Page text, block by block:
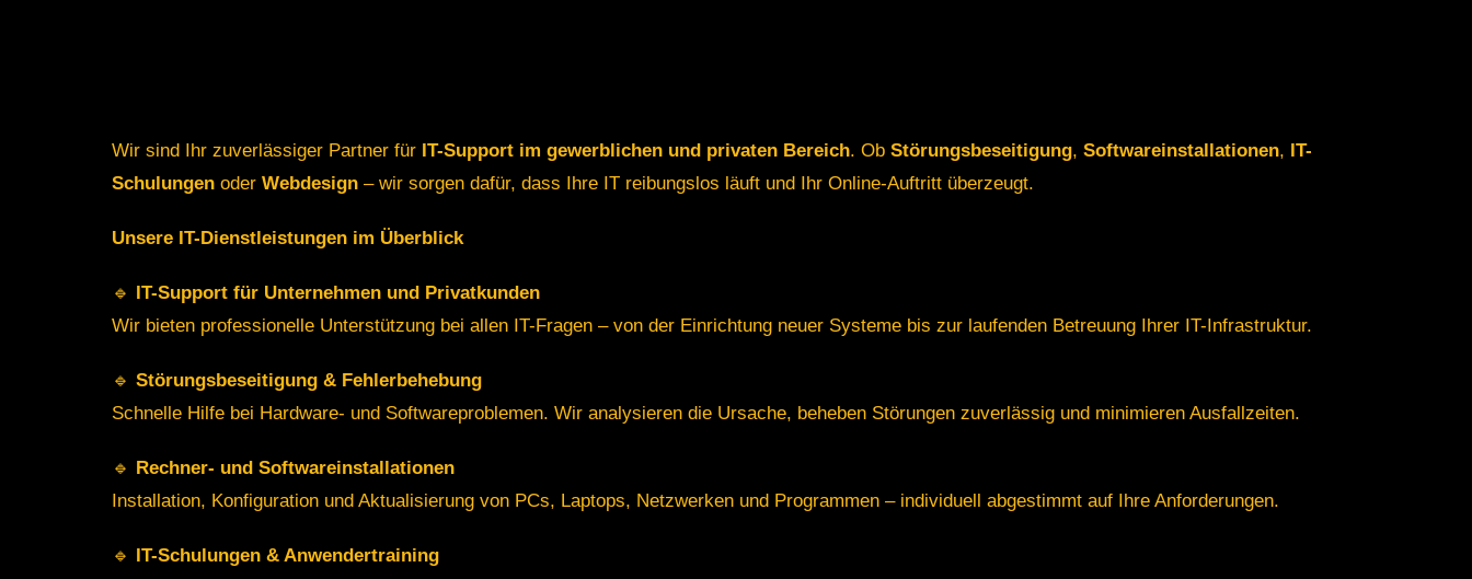
Wir sind Ihr zuverlässiger Partner für IT-Support im gewerblichen und privaten Bereich. Ob Störungsbeseitigung, Softwareinstallationen, IT-
Schulungen oder Webdesign – wir sorgen dafür, dass Ihre IT reibungslos läuft und Ihr Online-Auftritt überzeugt.
Unsere IT-Dienstleistungen im Überblick
🔹 IT-Support für Unternehmen und Privatkunden
Wir bieten professionelle Unterstützung bei allen IT-Fragen – von der Einrichtung neuer Systeme bis zur laufenden Betreuung Ihrer IT-Infrastruktur.
🔹 Störungsbeseitigung & Fehlerbehebung
Schnelle Hilfe bei Hardware- und Softwareproblemen. Wir analysieren die Ursache, beheben Störungen zuverlässig und minimieren Ausfallzeiten.
🔹 Rechner- und Softwareinstallationen
Installation, Konfiguration und Aktualisierung von PCs, Laptops, Netzwerken und Programmen – individuell abgestimmt auf Ihre Anforderungen.
🔹 IT-Schulungen & Anwendertraining